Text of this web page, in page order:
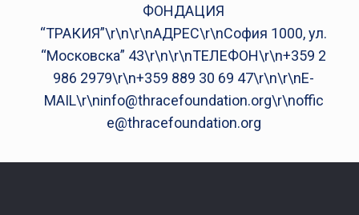
ФОНДАЦИЯ
“ТРАКИЯ”\r\n\r\nАДРЕС\r\nСофия 1000, ул.
“Московска” 43\r\n\r\nТЕЛЕФОН\r\n+359 2
986 2979\r\n+359 889 30 69 47\r\n\r\nE-
MAIL\r\ninfo@thracefoundation.org\r\noffic
e@thracefoundation.org